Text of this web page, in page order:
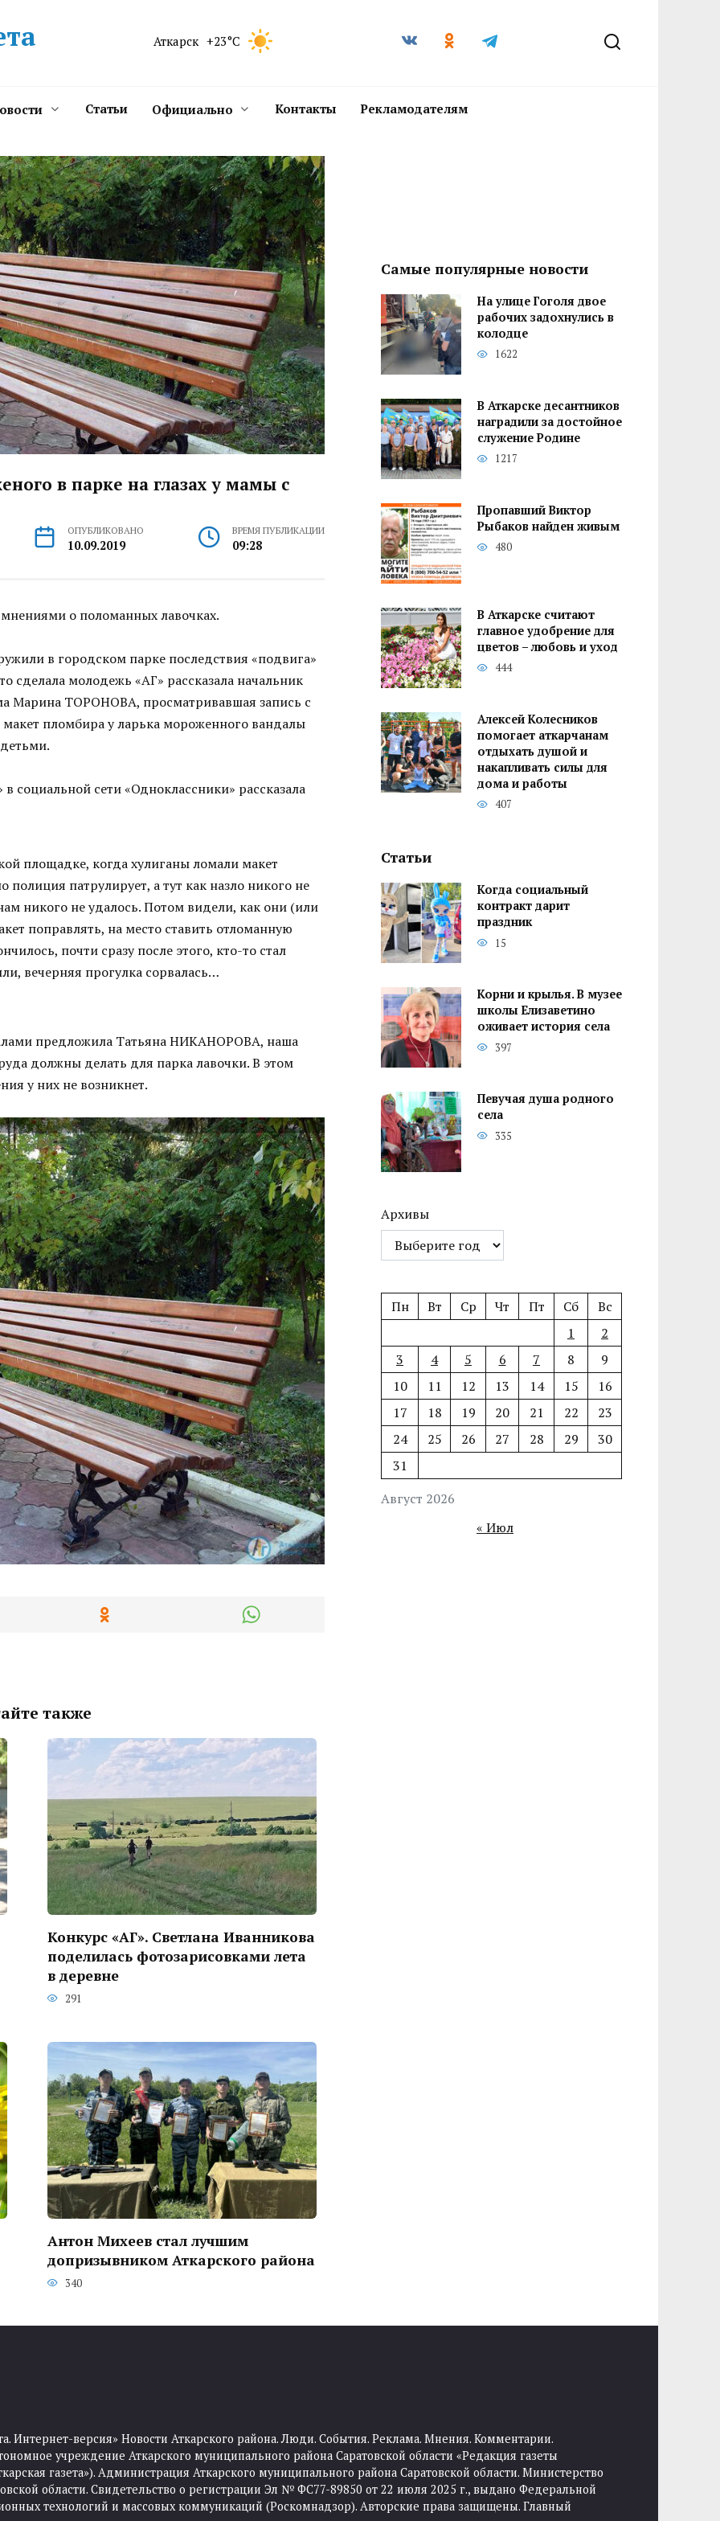
Аткарск +23°C
Статьи Официально Контакты Рекламодателям
в парке на глазах у мамы с
ОПУБЛИКОВАНО
10.09.2019
ВРЕМЯ ПУБЛИКАЦИИ
09:28
о поломанных лавочках.
в городском парке последствия «подвига»
сделала молодежь «АГ» рассказала начальник
Марина ТОРОНОВА, просматривавшая запись с
пломбира у ларька мороженного вандалы
социальной сети «Одноклассники» рассказала
площадке, когда хулиганы ломали макет
патрулирует, а тут как назло никого не
никого не удалось. Потом видели, как они (или
поправлять, на место ставить отломанную
почти сразу после этого, кто-то стал
вечерняя прогулка сорвалась…
предложила Татьяна НИКАНОРОВА, наша
должны делать для парка лавочки. В этом
у них не возникнет.
также
Конкурс «АГ». Светлана Иванникова
поделилась фотозарисовками лета
в деревне
291
Антон Михеев стал лучшим
допризывником Аткарского района
340
Самые популярные новости
На улице Гоголя двое
рабочих задохнулись в
колодце
1622
В Аткарске десантников
наградили за достойное
служение Родине
1217
Пропавший Виктор
Рыбаков найден живым
480
В Аткарске считают
главное удобрение для
цветов – любовь и уход
444
Алексей Колесников
помогает аткарчанам
отдыхать душой и
накапливать силы для
дома и работы
407
Статьи
Когда социальный
контракт дарит
праздник
15
Корни и крылья. В музее
школы Елизаветино
оживает история села
397
Певучая душа родного
села
335
Архивы
Август 2026
Пн Вт Ср Чт Пт Сб
Вс
1
2
3
4 5 6 7 8
9
10
11 12 13 14 15
16
17
18 19 20 21 22
23
24
25 26 27 28 29
30
31
« Июл
Интернет-версия» Новости Аткарского района. Люди. События. Реклама. Мнения. Комментарии.
учреждение Аткарского муниципального района Саратовской области «Редакция газеты
газета»). Администрация Аткарского муниципального района Саратовской области. Министерство
области. Свидетельство о регистрации Эл № ФС77-89850 от 22 июля 2025 г., выдано Федеральной
технологий и массовых коммуникаций (Роскомнадзор). Авторские права защищены. Главный